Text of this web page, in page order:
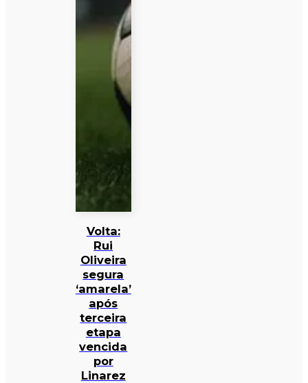
Volta:
Rui
Oliveira
segura
‘amarela’
após
terceira
etapa
vencida
por
Linarez